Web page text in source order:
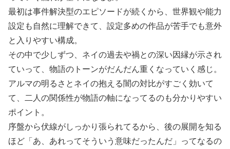
最初は事件解決型のエピソードが続くから、世界観や能力
設定も自然に理解できて、設定多めの作品が苦手でも意外
と入りやすい構成。
その中で少しずつ、ネイの過去や禍との深い因縁が示され
ていって、物語のトーンがだんだん重くなっていく感じ。
アルマの明るさとネイの抱える闇の対比がすごく効いて
て、二人の関係性が物語の軸になってるのも分かりやすい
ポイント。
序盤から伏線がしっかり張られてるから、後の展開を知る
ほど「あ、あれってそういう意味だったんだ」ってなるの